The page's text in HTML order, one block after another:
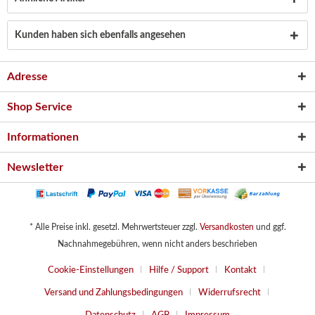
Kunden haben sich ebenfalls angesehen
Adresse
Shop Service
Informationen
Newsletter
* Alle Preise inkl. gesetzl. Mehrwertsteuer zzgl. Versandkosten und ggf.
Nachnahmegebühren, wenn nicht anders beschrieben
Cookie-Einstellungen Hilfe / Support Kontakt
Versand und Zahlungsbedingungen Widerrufsrecht